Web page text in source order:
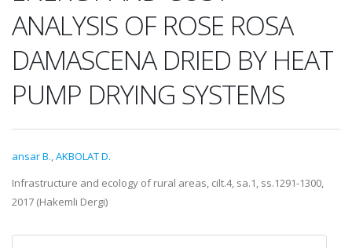
ANALYSIS OF ROSE ROSA
DAMASCENA DRIED BY HEAT
PUMP DRYING SYSTEMS
ansar B.,AKBOLAT D.
Infrastructure and ecology of rural areas, cilt.4, sa.1, ss.1291-1300,
2017 (Hakemli Dergi)